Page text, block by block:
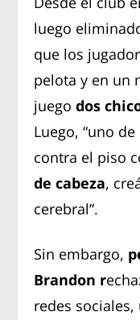
luego
que los
pelota y en un
juego dos
Luego, “uno
contra el piso
de cabeza,
cerebral”.
Sin embargo,
Brandon r
redes